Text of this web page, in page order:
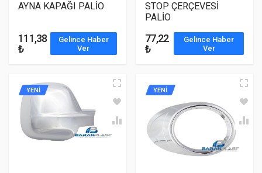
AYNA KAPAĞI PALİO
111,38
₺
Gelince Haber
Ver
STOP ÇERÇEVESİ
PALİO
77,22
₺
Gelince Haber
Ver
YENİ YENİ